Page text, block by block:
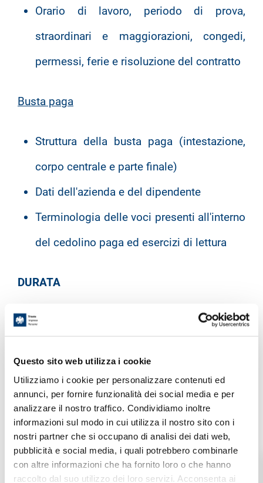
Questo sito web utilizza i cookie
Utilizziamo i cookie per personalizzare contenuti ed
annunci, per fornire funzionalità dei social media e per
analizzare il nostro traffico. Condividiamo inoltre
informazioni sul modo in cui utilizza il nostro sito con i
nostri partner che si occupano di analisi dei dati web,
pubblicità e social media, i quali potrebbero combinarle
con altre informazioni che ha fornito loro o che hanno
raccolto dal suo utilizzo dei loro servizi. Acconsenta ai
Orario di lavoro, periodo di prova,
straordinari e maggiorazioni, congedi,
permessi, ferie e risoluzione del contratto
Busta paga
Struttura della busta paga (intestazione,
corpo centrale e parte finale)
Dati dell'azienda e del dipendente
Terminologia delle voci presenti all'interno
del cedolino paga ed esercizi di lettura
DURATA
La durata del corso è di
FREQUENZA
La frequenza necessaria per il rilascio
dell’attestato è del
70%delle ore di
formazione previste.